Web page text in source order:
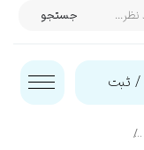
/ ثبت
جستجو